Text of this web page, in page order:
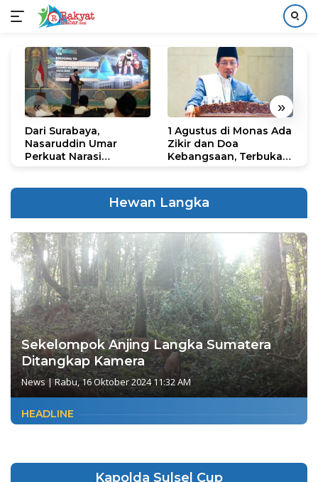
konten
« »
Dari Surabaya,
Nasaruddin Umar
Perkuat Narasi
1 Agustus di Monas Ada
Zikir dan Doa
Kebangsaan, Terbuka
Hewan Langka
Sekelompok Anjing Langka Sumatera
Ditangkap Kamera
News |Rabu, 16 Oktober 2024 11:32 AM
HEADLINE
Kapolda Sulsel Cup